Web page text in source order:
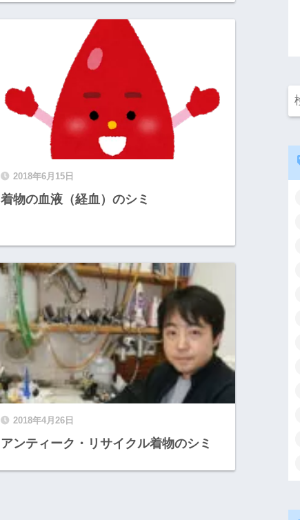
2018年6月15日
着物の血液（経血）のシミ
2018年4月26日
アンティーク・リサイクル着物のシミ